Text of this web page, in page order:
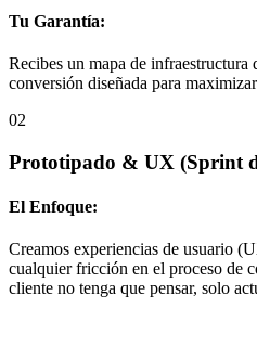
Tu Garantía:
Recibes un mapa de infraestructura
conversión diseñada para
02
Prototipado & UX (Sprint
El Enfoque:
Creamos experiencias de usuario
cualquier fricción en el proceso de
cliente no tenga que pensar, solo